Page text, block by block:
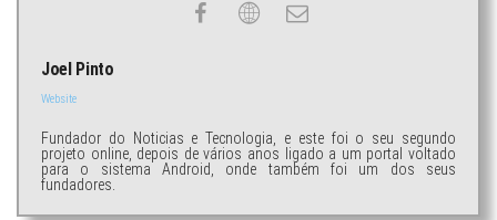
Joel Pinto
Website
Fundador do Noticias e Tecnologia, e este foi o seu segundo
projeto online, depois de vários anos ligado a um portal voltado
para o sistema Android, onde também foi um dos seus
fundadores.